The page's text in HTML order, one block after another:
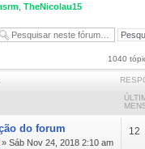
TheNicolau15
1040
do forum
» Sáb Nov 24, 2018 2:10 am
12